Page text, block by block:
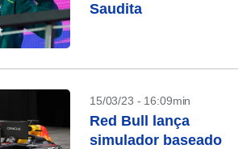
Saudita
15/03/23 - 16:09min
Red Bull lança
simulador baseado